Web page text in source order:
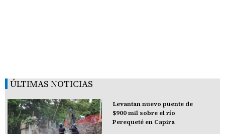
ÚLTIMAS NOTICIAS
Levantan nuevo puente de
$900 mil sobre el río
Perequeté en Capira